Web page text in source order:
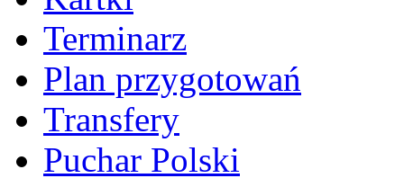
Terminarz
Plan przygotowań
Transfery
Puchar Polski